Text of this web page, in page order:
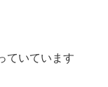
ていています